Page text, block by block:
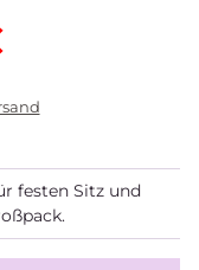
festen Sitz und